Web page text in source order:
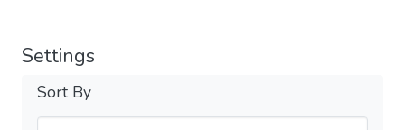
Settings
Sort By